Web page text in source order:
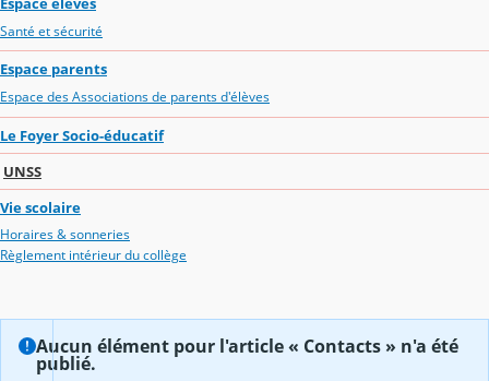
Santé et sécurité
Espace parents
Espace des Associations de parents d'élèves
Le Foyer Socio-éducatif
UNSS
Vie scolaire
Horaires & sonneries
Règlement intérieur du collège
Aucun élément pour l'article « Contacts » n'a été
publié.